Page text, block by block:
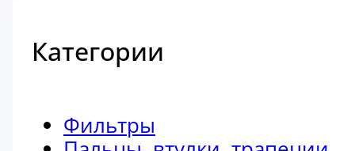
Категории
Фильтры